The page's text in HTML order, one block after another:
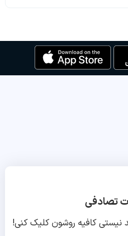
تصادفی
نیستی کافیه روشون کلیک کنی!